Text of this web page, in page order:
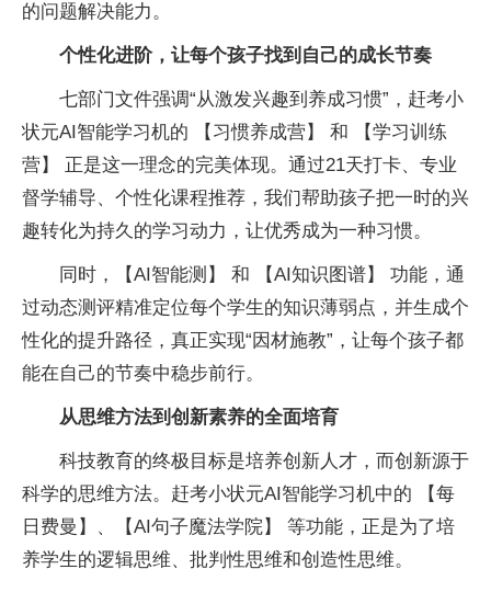
的问题解决能力。
个性化进阶， 让每个孩子找到自己的成长节奏
七部门文件强调“从激发兴趣到养成习惯”，赶考小
状元AI智能学习机的 【习惯养成营】 和 【学习训练
营】 正是这一理念的完美体现。通过21天打卡、专业
督学辅导、个性化课程推荐，我们帮助孩子把一时的兴
趣转化为持久的学习动力，让优秀成为一种习惯。
同时，【AI智能测】 和 【AI知识图谱】 功能，通
过动态测评精准定位每个学生的知识薄弱点，并生成个
性化的提升路径，真正实现“因材施教”，让每个孩子都
能在自己的节奏中稳步前行。
从思维方法到创新素养的全面培育
科技教育的终极目标是培养创新人才，而创新源于
科学的思维方法。赶考小状元AI智能学习机中的 【每
日费曼】、【AI句子魔法学院】 等功能，正是为了培
养学生的逻辑思维、批判性思维和创造性思维。